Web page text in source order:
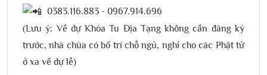
0383.116.883 - 0967.914.696
(Lưu ý: Về dự Khóa Tu Địa Tạng không cần đăng ký
trước, nhà chùa có bố trí chỗ ngủ, nghỉ cho các Phật tử
ở xa về dự lễ)